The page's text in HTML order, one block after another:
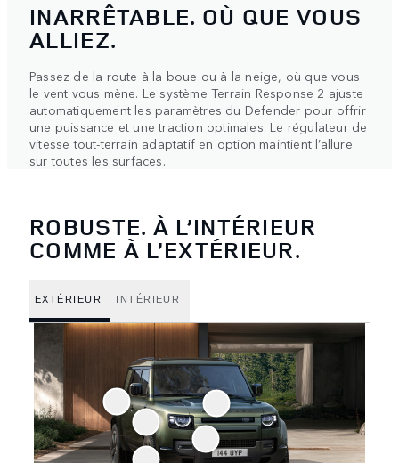
INARRÊTABLE. OÙ QUE VOUS
ALLIEZ.
Passez de la route à la boue ou à la neige, où que vous
le vent vous mène. Le système Terrain Response 2 ajuste
automatiquement les paramètres du Defender pour offrir
une puissance et une traction optimales. Le régulateur de
vitesse tout-terrain adaptatif en option maintient l’allure
sur toutes les surfaces.
ROBUSTE. À L’INTÉRIEUR
COMME À L’EXTÉRIEUR.
EXTÉRIEUR INTÉRIEUR